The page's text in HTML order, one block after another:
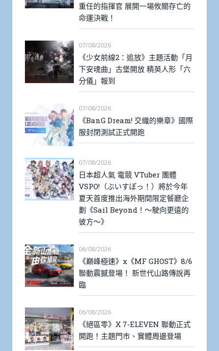
重任的指揮官 展開一場攸關存亡的
命運決戰！
07/08/2026
《少女前線2：追放》主題活動「月
下安魂曲」古堡開放 精英人形「六
分儀」報到
07/08/2026
《BanG Dream! 交織的樂章》國際
服封閉測試正式開跑
07/08/2026
日本超人氣 電競 VTuber 團體
VSPO!（ぶいすぽっ！）將於今年
夏天首度推出海外期間限定餐廳企
劃《Sail Beyond！～駛向更遠的
彼方～》
06/08/2026
《巔峰極速》x《MF GHOST》8/6
聯動震撼登場！ 新世代山路傳說再
臨
06/08/2026
《絕區零》X 7-ELEVEN 聯動正式
開跑！主題門市、實體周邊登場